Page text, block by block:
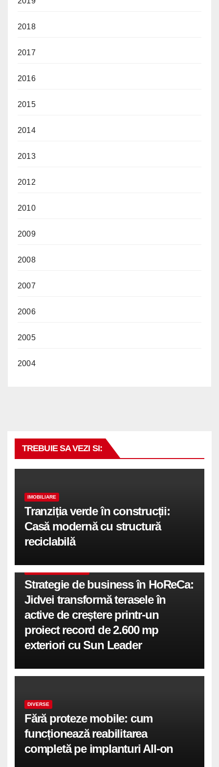
2018
2017
2016
2015
2014
2013
2012
2010
2009
2008
2007
2006
2005
2004
TREBUIE SA VEZI SI:
IMOBILIARE
Tranziția verde în construcții:
Casă modernă cu structură
reciclabilă
Strategie de business în HoReCa:
Jidvei transformă terasele în
active de creștere printr-un
proiect record de 2.600 mp
exteriori cu Sun Leader
DIVERSE
Fără proteze mobile: cum
funcționează reabilitarea
completă pe implanturi All-on